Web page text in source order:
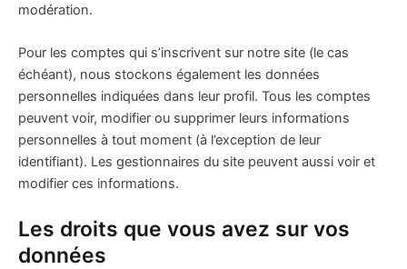
modération.
Pour les comptes qui s’inscrivent sur notre site (le cas
échéant), nous stockons également les données
personnelles indiquées dans leur profil. Tous les comptes
peuvent voir, modifier ou supprimer leurs informations
personnelles à tout moment (à l’exception de leur
identifiant). Les gestionnaires du site peuvent aussi voir et
modifier ces informations.
Les droits que vous avez sur vos
données